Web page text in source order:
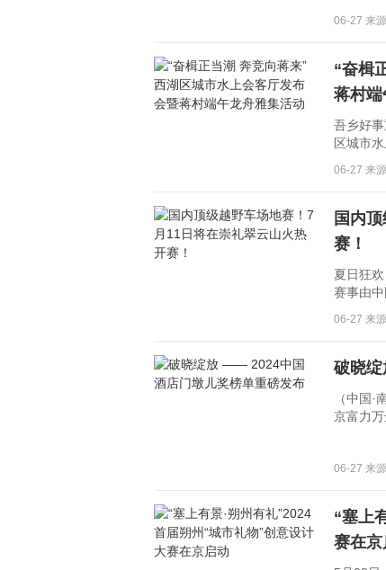
06-27 来
“奋楫
蒋村
吾乡好
区城市
06-27 来
国内
赛！
夏日狂
赛事由
06-27 来
破晓
（中国
京富力
06-27 来
“塞上
赛在京